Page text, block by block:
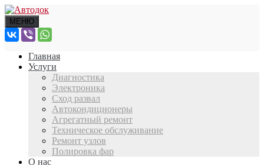
МЕНЮ
Главная
Услуги
Диагностика
Электроника
Сход развал
Автокондиционеры
Агрегатный ремонт
Техническое обслуживание
Ремонт узлов
Полировка фар
О нас